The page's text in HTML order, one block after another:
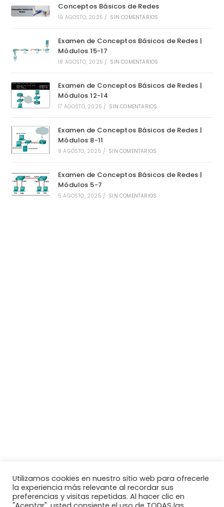
Conceptos Básicos de Redes
19 AGOSTO, 2025 / SIN COMENTARIOS
Examen de Conceptos Básicos de Redes |
Módulos 15-17
18 AGOSTO, 2025 / SIN COMENTARIOS
Examen de Conceptos Básicos de Redes |
Módulos 12-14
17 AGOSTO, 2025 / SIN COMENTARIOS
Examen de Conceptos Básicos de Redes |
Módulos 8-11
8 AGOSTO, 2025 / SIN COMENTARIOS
Examen de Conceptos Básicos de Redes |
Módulos 5-7
5 AGOSTO, 2025 / SIN COMENTARIOS
Utilizamos cookies en nuestro sitio web para ofrecerle
la experiencia más relevante al recordar sus
preferencias y visitas repetidas. Al hacer clic en